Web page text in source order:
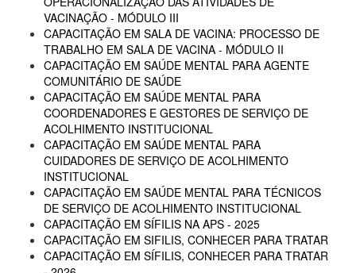
VACINAÇÃO - MÓDULO III
CAPACITAÇÃO EM SALA DE VACINA: PROCESSO DE
TRABALHO EM SALA DE VACINA - MÓDULO II
CAPACITAÇÃO EM SAÚDE MENTAL PARA AGENTE
COMUNITÁRIO DE SAÚDE
CAPACITAÇÃO EM SAÚDE MENTAL PARA
COORDENADORES E GESTORES DE SERVIÇO DE
ACOLHIMENTO INSTITUCIONAL
CAPACITAÇÃO EM SAÚDE MENTAL PARA
CUIDADORES DE SERVIÇO DE ACOLHIMENTO
INSTITUCIONAL
CAPACITAÇÃO EM SAÚDE MENTAL PARA TÉCNICOS
DE SERVIÇO DE ACOLHIMENTO INSTITUCIONAL
CAPACITAÇÃO EM SÍFILIS NA APS - 2025
CAPACITAÇÃO EM SIFILIS, CONHECER PARA TRATAR
CAPACITAÇÃO EM SÍFILIS, CONHECER PARA TRATAR